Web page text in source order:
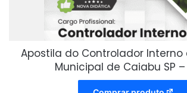
Apostila do Controlador
Municipal de Caiabu SP –